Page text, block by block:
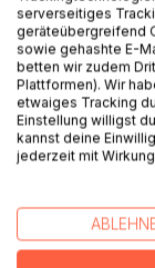
mit ener
Abenteuer ihrer
mitzuerleben.
AUTOR/IN
REZENSIONEN
serverseitiges
geräteübergreifend
sowie gehashte E-
betten wir zudem
Plattformen). Wir
etwaiges Tracking
Einstellung willigst
kannst deine
jederzeit mit